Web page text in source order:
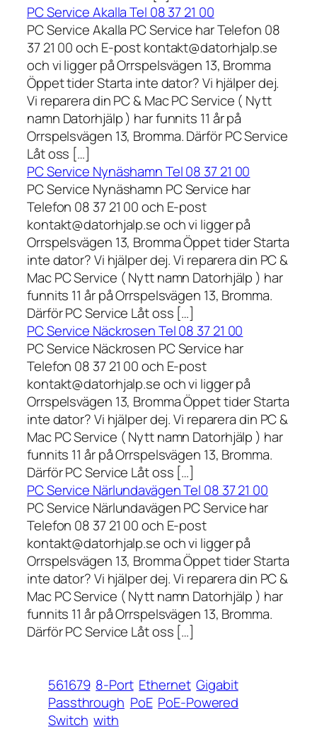
PC Service Akalla Tel 08 37 21 00
PC Service Akalla PC Service har Telefon 08
37 21 00 och E-post kontakt@datorhjalp.se
och vi ligger på Orrspelsvägen 13, Bromma
Öppet tider Starta inte dator? Vi hjälper dej.
Vi reparera din PC & Mac PC Service ( Nytt
namn Datorhjälp ) har funnits 11 år på
Orrspelsvägen 13, Bromma. Därför PC Service
Låt oss […]
PC Service Nynäshamn Tel 08 37 21 00
PC Service Nynäshamn PC Service har
Telefon 08 37 21 00 och E-post
kontakt@datorhjalp.se och vi ligger på
Orrspelsvägen 13, Bromma Öppet tider Starta
inte dator? Vi hjälper dej. Vi reparera din PC &
Mac PC Service ( Nytt namn Datorhjälp ) har
funnits 11 år på Orrspelsvägen 13, Bromma.
Därför PC Service Låt oss […]
PC Service Näckrosen Tel 08 37 21 00
PC Service Näckrosen PC Service har
Telefon 08 37 21 00 och E-post
kontakt@datorhjalp.se och vi ligger på
Orrspelsvägen 13, Bromma Öppet tider Starta
inte dator? Vi hjälper dej. Vi reparera din PC &
Mac PC Service ( Nytt namn Datorhjälp ) har
funnits 11 år på Orrspelsvägen 13, Bromma.
Därför PC Service Låt oss […]
PC Service Närlundavägen Tel 08 37 21 00
PC Service Närlundavägen PC Service har
Telefon 08 37 21 00 och E-post
kontakt@datorhjalp.se och vi ligger på
Orrspelsvägen 13, Bromma Öppet tider Starta
inte dator? Vi hjälper dej. Vi reparera din PC &
Mac PC Service ( Nytt namn Datorhjälp ) har
funnits 11 år på Orrspelsvägen 13, Bromma.
Därför PC Service Låt oss […]
561679 8-Port Ethernet Gigabit
Passthrough PoE PoE-Powered
Switch with